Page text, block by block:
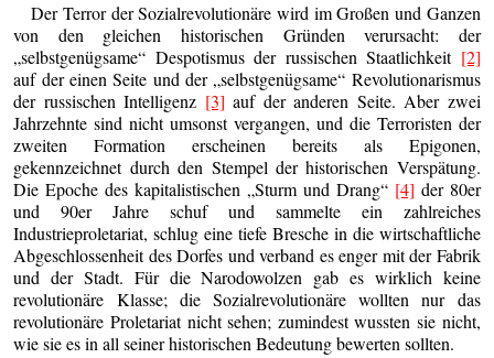
Der Terror der Sozialrevolutionäre wird im Großen und Ganzen
von den gleichen historischen Gründen verursacht: der
„selbstgenügsame“ Despotismus der russischen Staatlichkeit [2]
auf der einen Seite und der „selbstgenügsame“ Revolutionarismus
der russischen Intelligenz [3] auf der anderen Seite. Aber zwei
Jahrzehnte sind nicht umsonst vergangen, und die Terroristen der
zweiten Formation erscheinen bereits als Epigonen,
gekennzeichnet durch den Stempel der historischen Verspätung.
Die Epoche des kapitalistischen „Sturm und Drang“ [4] der 80er
und 90er Jahre schuf und sammelte ein zahlreiches
Industrieproletariat, schlug eine tiefe Bresche in die wirtschaftliche
Abgeschlossenheit des Dorfes und verband es enger mit der Fabrik
und der Stadt. Für die Narodowolzen gab es wirklich keine
revolutionäre Klasse; die Sozialrevolutionäre wollten nur das
revolutionäre Proletariat nicht sehen; zumindest wussten sie nicht,
wie sie es in all seiner historischen Bedeutung bewerten sollten.